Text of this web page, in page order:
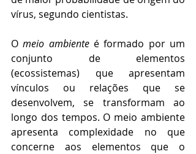
vírus, segundo cientistas.
O meio ambiente é formado por um
conjunto de elementos
(ecossistemas) que apresentam
vínculos ou relações que se
desenvolvem, se transformam ao
longo dos tempos. O meio ambiente
apresenta complexidade no que
concerne aos elementos que o